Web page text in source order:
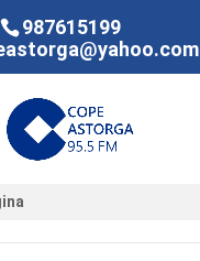
987615199